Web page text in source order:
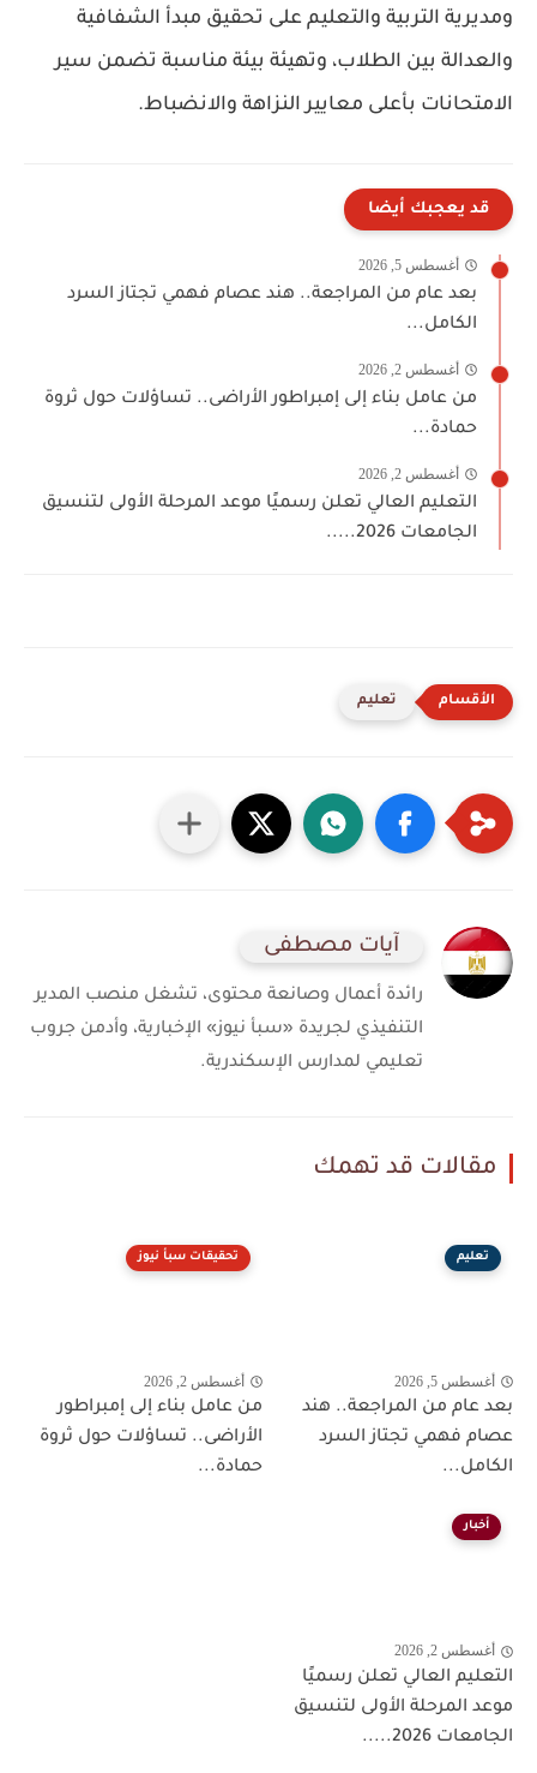
ومديرية التربية والتعليم على تحقيق مبدأ الشفافية
والعدالة بين الطلاب، وتهيئة بيئة مناسبة تضمن سير
الامتحانات بأعلى معايير النزاهة والانضباط.
قد يعجبك أيضا
أغسطس 5, 2026
بعد عام من المراجعة.. هند عصام فهمي تجتاز السرد
الكامل...
أغسطس 2, 2026
من عامل بناء إلى إمبراطور الأراضى.. تساؤلات حول ثروة
حمادة...
أغسطس 2, 2026
التعليم العالي تعلن رسميًا موعد المرحلة الأولى لتنسيق
الجامعات 2026.....
تعليم
آيات مصطفى
رائدة أعمال وصانعة محتوى، تشغل منصب المدير
التنفيذي لجريدة «سبأ نيوز» الإخبارية، وأدمن جروب
تعليمي لمدارس الإسكندرية.
مقالات قد تهمك
تعليم
أغسطس 5, 2026
بعد عام من المراجعة.. هند
عصام فهمي تجتاز السرد
الكامل...
تحقيقات سبأ نيوز
أغسطس 2, 2026
من عامل بناء إلى إمبراطور
الأراضى.. تساؤلات حول ثروة
حمادة...
أخبار
أغسطس 2, 2026
التعليم العالي تعلن رسميًا
موعد المرحلة الأولى لتنسيق
الجامعات 2026.....